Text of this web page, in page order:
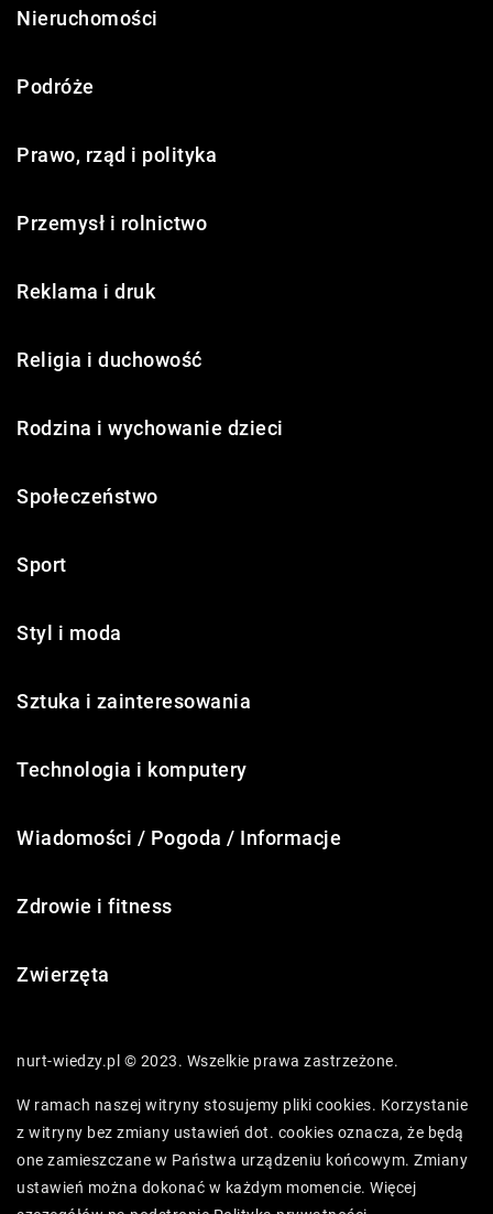
Nieruchomości
Podróże
Prawo, rząd i polityka
Przemysł i rolnictwo
Reklama i druk
Religia i duchowość
Rodzina i wychowanie dzieci
Społeczeństwo
Sport
Styl i moda
Sztuka i zainteresowania
Technologia i komputery
Wiadomości / Pogoda / Informacje
Zdrowie i fitness
Zwierzęta
nurt-wiedzy.pl © 2023. Wszelkie prawa zastrzeżone.
W ramach naszej witryny stosujemy pliki cookies. Korzystanie
z witryny bez zmiany ustawień dot. cookies oznacza, że będą
one zamieszczane w Państwa urządzeniu końcowym. Zmiany
ustawień można dokonać w każdym momencie. Więcej